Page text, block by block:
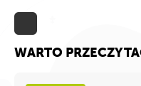
WARTO